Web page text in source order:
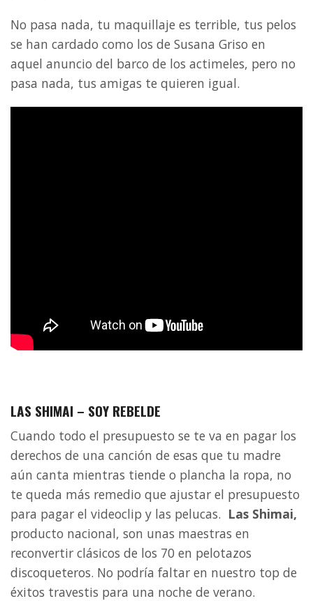
No pasa nada, tu maquillaje es terrible, tus pelos
se han cardado como los de Susana Griso en
aquel anuncio del barco de los actimeles, pero no
pasa nada, tus amigas te quieren igual.
LAS SHIMAI – SOY REBELDE
Cuando todo el presupuesto se te va en pagar los
derechos de una canción de esas que tu madre
aún canta mientras tiende o plancha la ropa, no
te queda más remedio que ajustar el presupuesto
para pagar el videoclip y las pelucas. Las Shimai,
producto nacional, son unas maestras en
reconvertir clásicos de los 70 en pelotazos
discoqueteros. No podría faltar en nuestro top de
éxitos travestis para una noche de verano.